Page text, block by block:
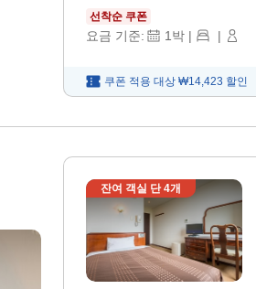
선착순 쿠폰
요금 기준: 1 박 | |
쿠폰 적용 대상 ₩14,423 할인
잔여 객실 단4개